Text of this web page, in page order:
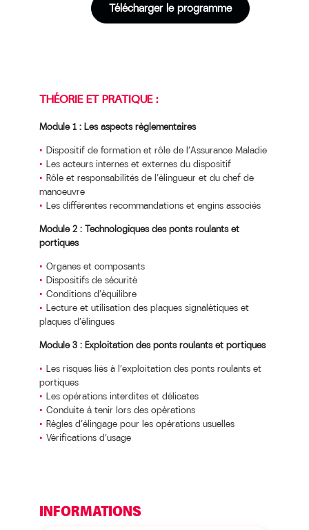
Télécharger le programme
THÉORIE ET PRATIQUE :
Module 1 : Les aspects règlementaires
Dispositif de formation et rôle de l’Assurance Maladie
Les acteurs internes et externes du dispositif
Rôle et responsabilités de l’élingueur et du chef de
manoeuvre
Les différentes recommandations et engins associés
Module 2 : Technologiques des ponts roulants et
portiques
Organes et composants
Dispositifs de sécurité
Conditions d’équilibre
Lecture et utilisation des plaques signalétiques et
plaques d’élingues
Module 3 : Exploitation des ponts roulants et portiques
Les risques liés à l’exploitation des ponts roulants et
portiques
Les opérations interdites et délicates
Conduite à tenir lors des opérations
Règles d’élingage pour les opérations usuelles
Vérifications d’usage
INFORMATIONS